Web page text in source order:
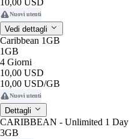
Nuovi utenti
Vedi dettagli
Caribbean 1GB
1GB
4 Giorni
10,00 USD
10,00 USD/GB
Nuovi utenti
Dettagli
CARIBBEAN - Unlimited 1 Day
3GB